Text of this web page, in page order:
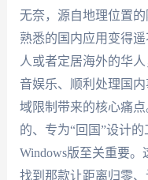
无奈，源自地理位置
熟悉的国内应用变得
人或者定居海外的华
音娱乐、顺利处理国
域限制带来的核心痛
的、专为“回国”设计
Windows版至关重要。
找到那款让距离归零